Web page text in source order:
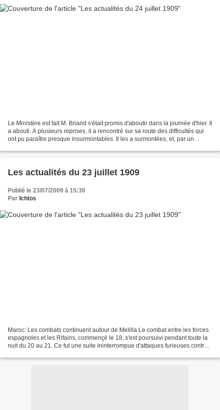
Le Ministère est fait M. Briand s'était promis d'aboutir dans la journée d'hier. Il
a abouti. A plusieurs reprises, il a rencontré sur sa route des difficultés qui
ont pu paraître presque insurmontables. Il les a surmontées, et, par un
Les actualités du 23 juillet 1909
Publié le 23/07/2009 à 15:30
Par Ichtos
Maroc: Les combats continuent autour de Melilla Le combat entre les forces
espagnoles et les Rifains, commençé le 18, s'est poursuivi pendant toute la
nuit du 20 au 21. Ce fut une suite ininterrompue d'attaques furieuses contre